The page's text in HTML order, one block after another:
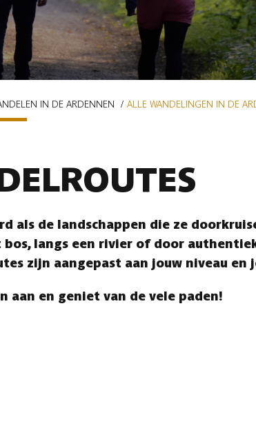
IN DE ARDENNEN ALLE WANDELINGEN IN DE
als de landschappen die ze
langs een rivier of door
zijn aangepast aan jouw niveau en
aan en geniet van de vele paden!